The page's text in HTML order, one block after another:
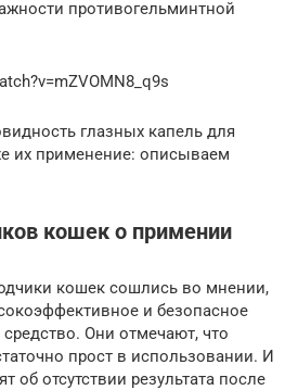
противогельминтной
глазных капель для
их применение: описываем
кошек о примении
кошек сошлись во мнении,
и безопасное
Они отмечают, что
прост в использовании. И
об отсутствии результата после